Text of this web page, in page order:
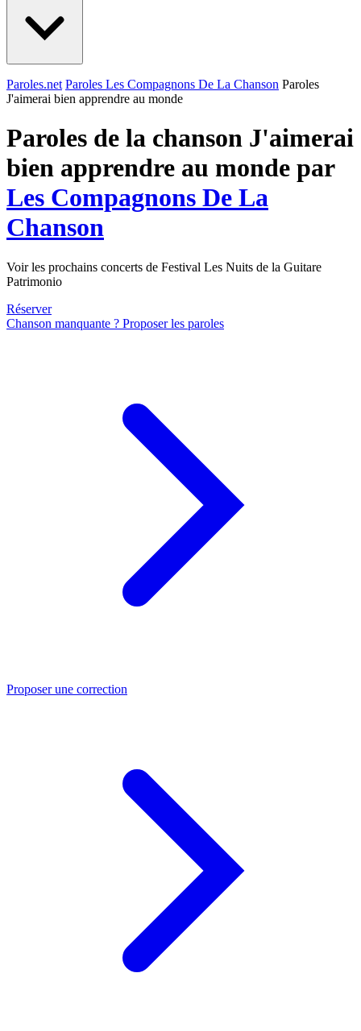
Paroles.net Paroles Les Compagnons De La Chanson Paroles
J'aimerai bien apprendre au monde
Paroles de la chanson J'aimerai
bien apprendre au monde par
Les Compagnons De La
Chanson
Voir les prochains concerts de Festival Les Nuits de la Guitare
Patrimonio
Réserver
Chanson manquante ? Proposer les paroles
Proposer une correction